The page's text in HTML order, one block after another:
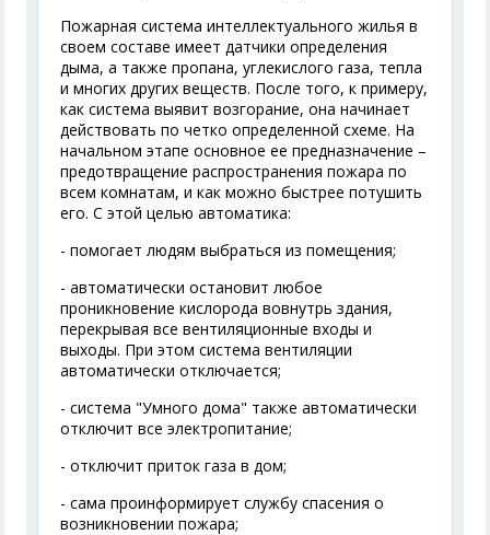
Пожарная система интеллектуального жилья в
своем составе имеет датчики определения
дыма, а также пропана, углекислого газа, тепла
и многих других веществ. После того, к примеру,
как система выявит возгорание, она начинает
действовать по четко определенной схеме. На
начальном этапе основное ее предназначение –
предотвращение распространения пожара по
всем комнатам, и как можно быстрее потушить
его. С этой целью автоматика:
- помогает людям выбраться из помещения;
- автоматически остановит любое
проникновение кислорода вовнутрь здания,
перекрывая все вентиляционные входы и
выходы. При этом система вентиляции
автоматически отключается;
- система "Умного дома" также автоматически
отключит все электропитание;
- отключит приток газа в дом;
- сама проинформирует службу спасения о
возникновении пожара;